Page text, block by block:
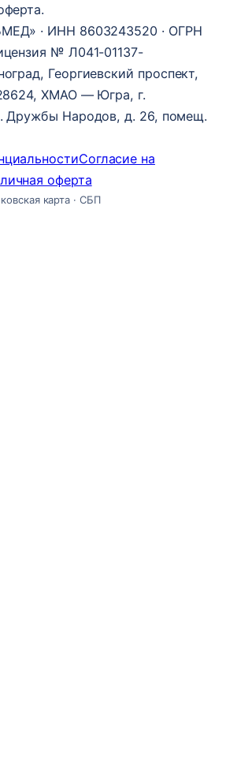
· ИНН 8603243520 · ОГРН
№ Л041-01137-
Георгиевский проспект,
ХМАО — Югра, г.
Дружбы Народов, д. 26, помещ.
Согласие на
оферта
карта · СБП